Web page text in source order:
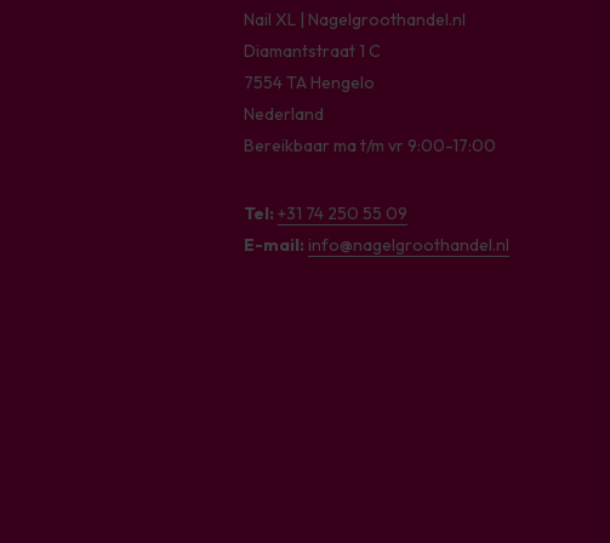
Nail XL | Nagelgroothandel.nl
Diamantstraat 1 C
7554 TA Hengelo
Nederland
Bereikbaar ma t/m vr 9:00-17:00
Tel: +31 74 250 55 09
E-mail: info@nagelgroothandel.nl